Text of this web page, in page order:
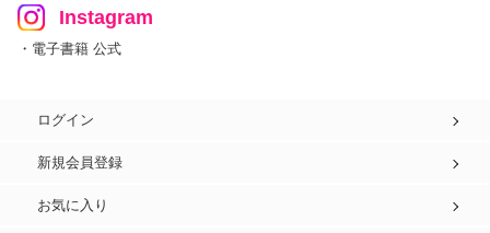
Instagram
・電子書籍 公式
ログイン
新規会員登録
お気に入り